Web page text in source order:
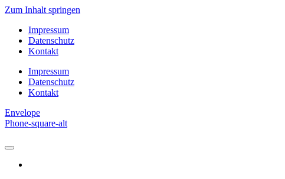
Zum Inhalt springen
Impressum
Datenschutz
Kontakt
Impressum
Datenschutz
Kontakt
Envelope
Phone-square-alt